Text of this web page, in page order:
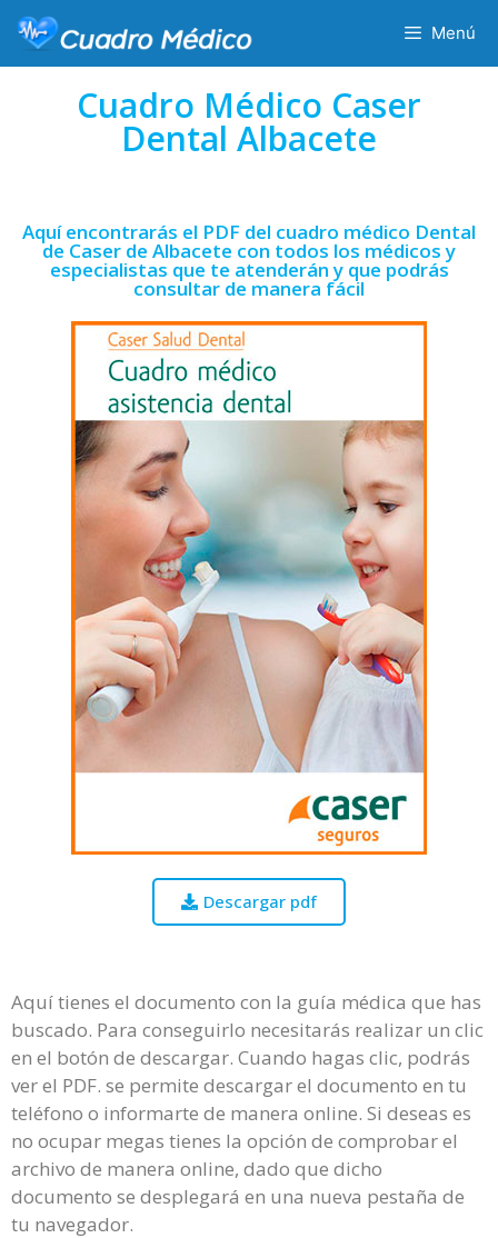
Menú
Cuadro Médico Caser
Dental Albacete
Aquí encontrarás el PDF del cuadro médico Dental
de Caser de Albacete con todos los médicos y
especialistas que te atenderán y que podrás
consultar de manera fácil
Descargar pdf
Aquí tienes el documento con la guía médica que has
buscado. Para conseguirlo necesitarás realizar un clic
en el botón de descargar. Cuando hagas clic, podrás
ver el PDF. se permite descargar el documento en tu
teléfono o informarte de manera online. Si deseas es
no ocupar megas tienes la opción de comprobar el
archivo de manera online, dado que dicho
documento se desplegará en una nueva pestaña de
tu navegador.